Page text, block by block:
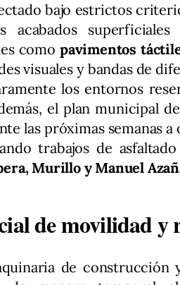
bajo estrictos
acabados superficiales
como pavimentos
visuales y bandas de
los entornos
el plan municipal
las próximas semanas
trabajos de
Murillo y Manuel
de movilidad y
de construcción